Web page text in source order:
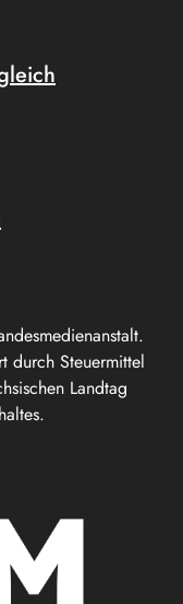
durch Steuermittel
Landtag